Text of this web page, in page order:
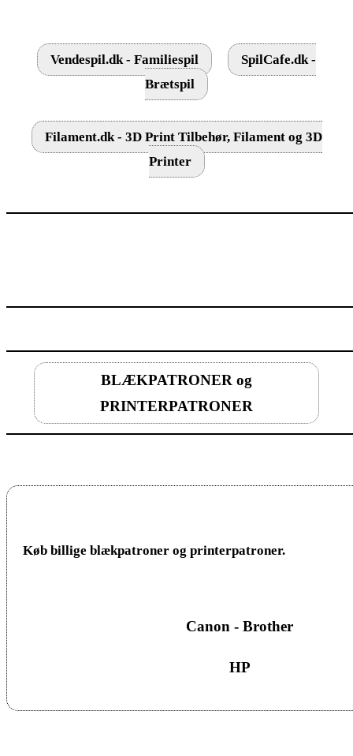
Vendespil.dk - Familiespil
SpilCafe.dk -
Brætspil
Filament.dk - 3D Print Tilbehør, Filament og 3D
Printer
BLÆKPATRONER og
PRINTERPATRONER
Køb billige blækpatroner og printerpatroner.
Canon - Brother
HP